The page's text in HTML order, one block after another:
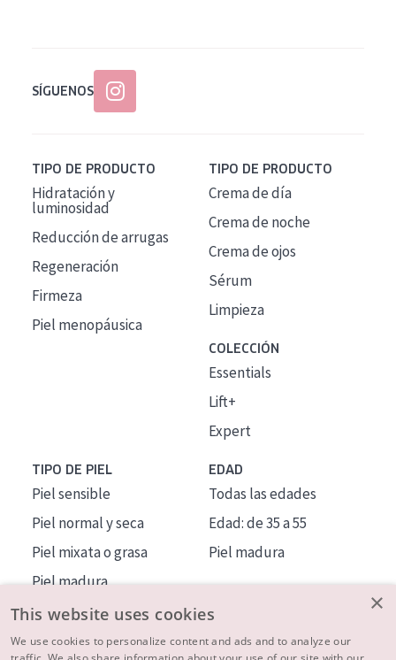
SÍGUENOS
TIPO DE PRODUCTO
Hidratación y
luminosidad
Reducción de arrugas
Regeneración
Firmeza
Piel menopáusica
TIPO DE PRODUCTO
Crema de día
Crema de noche
Crema de ojos
Sérum
Limpieza
COLECCIÓN
Essentials
Lift+
Expert
TIPO DE PIEL
Piel sensible
Piel normal y seca
Piel mixata o grasa
Piel madura
Piel expuesta al sol
Piel menopáusica
EDAD
Todas las edades
Edad: de 35 a 55
Piel madura
×
This website uses cookies
We use cookies to personalize content and ads and to analyze our